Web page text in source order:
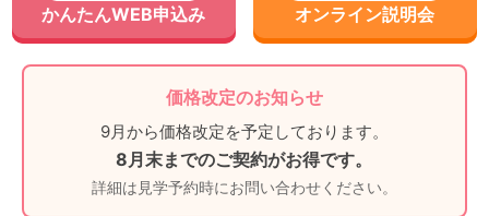
かんたんWEB申込み オンライン説明会
価格改定のお知らせ
9月から価格改定を予定しております。
8月末までのご契約がお得です。
詳細は見学予約時にお問い合わせください。